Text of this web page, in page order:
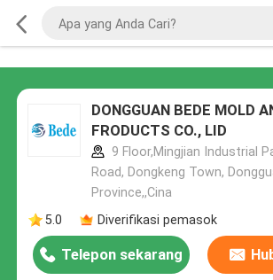
DONGGUAN BEDE MOLD
FRODUCTS CO., LID
9 Floor,Mingjian Industrial
Road, Dongkeng Town,
Province,,Cina
5.0
Diverifikasi pemasok
Telepon sekarang